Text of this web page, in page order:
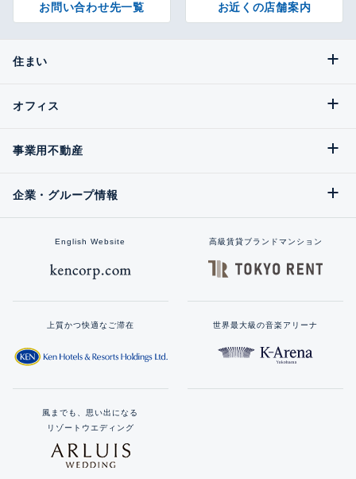
お問い合わせ先一覧 お近くの店舗案内
住まい
オフィス
事業用不動産
企業・グループ情報
English Website 高級賃貸ブランドマンション
上質かつ快適なご滞在 世界最大級の音楽アリーナ
風までも、思い出になる
リゾートウエディング